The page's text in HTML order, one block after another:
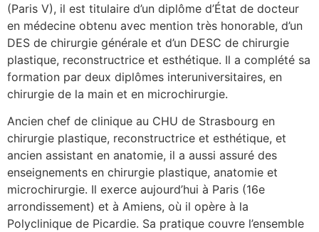
(Paris V), il est titulaire d’un diplôme d’État de docteur
en médecine obtenu avec mention très honorable, d’un
DES de chirurgie générale et d’un DESC de chirurgie
plastique, reconstructrice et esthétique. Il a complété sa
formation par deux diplômes interuniversitaires, en
chirurgie de la main et en microchirurgie.
Ancien chef de clinique au CHU de Strasbourg en
chirurgie plastique, reconstructrice et esthétique, et
ancien assistant en anatomie, il a aussi assuré des
enseignements en chirurgie plastique, anatomie et
microchirurgie. Il exerce aujourd’hui à Paris (16e
arrondissement) et à Amiens, où il opère à la
Polyclinique de Picardie. Sa pratique couvre l’ensemble